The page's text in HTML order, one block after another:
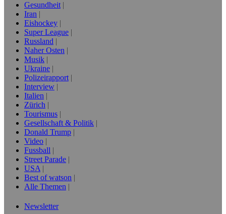
Gesundheit
Iran
Eishockey
Super League
Russland
Naher Osten
Musik
Ukraine
Polizeirapport
Interview
Italien
Zürich
Tourismus
Gesellschaft & Politik
Donald Trump
Video
Fussball
Street Parade
USA
Best of watson
Alle Themen
Newsletter